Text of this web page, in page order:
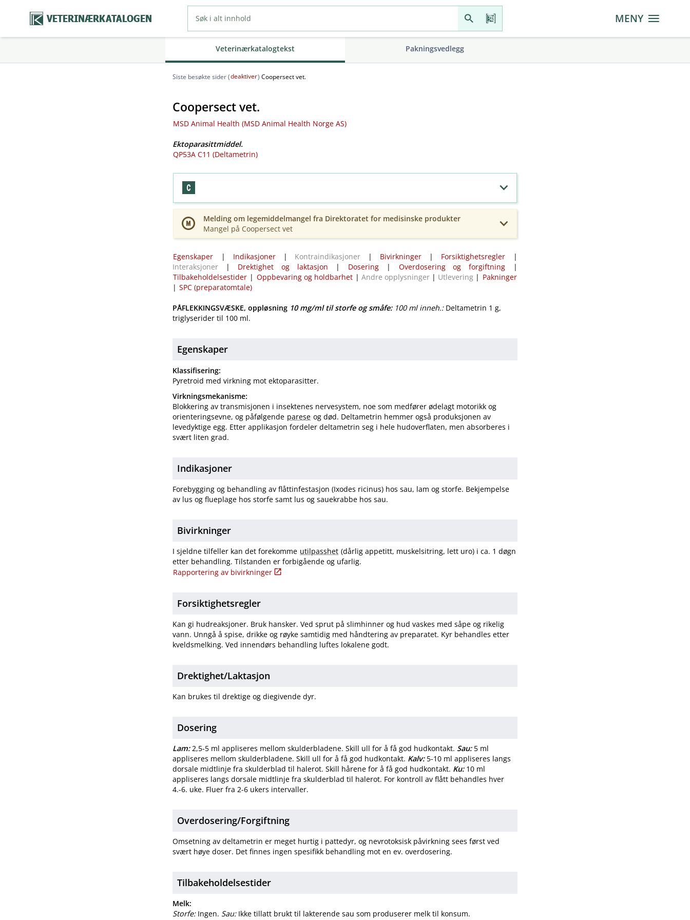
VETERINÆRKATALOGEN MENY
Veterinærkatalogtekst Pakningsvedlegg
Siste besøkte sider (deaktiver) Coopersect vet.
Coopersect vet.
MSD Animal Health (MSD Animal Health Norge AS)
Ektoparasittmiddel.
QP53A C11 (Deltametrin)
Melding om legemiddelmangel fra Direktoratet for medisinske produkter
Mangel på Coopersect vet
Egenskaper | Indikasjoner | Kontraindikasjoner | Bivirkninger | Forsiktighetsregler |
Interaksjoner | Drektighet og laktasjon | Dosering | Overdosering og forgiftning |
Tilbakeholdelsestider | Oppbevaring og holdbarhet |Andre opplysninger | Utlevering | Pakninger
| SPC (preparatomtale)
PÅFLEKKINGSVÆSKE, oppløsning 10 mg/mltil storfe og småfe: 100 ml inneh.:Deltametrin 1 g,
triglyserider til 100 ml.
Egenskaper
Klassifisering:
Pyretroid med virkning mot ektoparasitter.
Virkningsmekanisme:
Blokkering av transmisjonen i insektenes nervesystem, noe som medfører ødelagt motorikk og
orienteringsevne, og påfølgende parese og død. Deltametrin hemmer også produksjonen av
levedyktige egg. Etter applikasjon fordeler deltametrin seg i hele hudoverflaten, men absorberes i
svært liten grad.
Indikasjoner
Forebygging og behandling av flåttinfestasjon (Ixodes ricinus) hos sau, lam og storfe. Bekjempelse
av lus og flueplage hos storfe samt lus og sauekrabbe hos sau.
Bivirkninger
I sjeldne tilfeller kan det forekomme utilpasshet (dårlig appetitt, muskelsitring, lett uro) i ca. 1 døgn
etter behandling. Tilstanden er forbigående og ufarlig.
Rapportering av bivirkninger
Forsiktighetsregler
Kan gi hudreaksjoner. Bruk hansker. Ved sprut på slimhinner og hud vaskes med såpe og rikelig
vann. Unngå å spise, drikke og røyke samtidig med håndtering av preparatet. Kyr behandles etter
kveldsmelking. Ved innendørs behandling luftes lokalene godt.
Drektighet​/​Laktasjon
Kan brukes til drektige og diegivende dyr.
Dosering
Lam:2,5-5 ml appliseres mellom skulderbladene. Skill ull for å få god hudkontakt. Sau:5 ml
appliseres mellom skulderbladene. Skill ull for å få god hudkontakt. Kalv:5-10 ml appliseres langs
dorsale midtlinje fra skulderblad til halerot. Skill hårene for å få god hudkontakt. Ku:10 ml
appliseres langs dorsale midtlinje fra skulderblad til halerot. For kontroll av flått behandles hver
4.-6. uke. Fluer fra 2-6 ukers intervaller.
Overdosering​/​Forgiftning
Omsetning av deltametrin er meget hurtig i pattedyr, og nevrotoksisk påvirkning sees først ved
svært høye doser. Det finnes ingen spesifikk behandling mot en ev. overdosering.
Tilbakeholdelsestider
Melk:
Storfe:Ingen. Sau:Ikke tillatt brukt til lakterende sau som produserer melk til konsum.